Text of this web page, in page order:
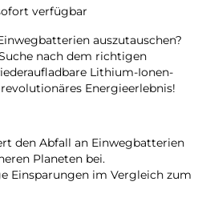
verfügbar
auszutauschen?
nach dem richtigen
Lithium-Ionen-
Energieerlebnis!
den Abfall an Einwegbatterien
Planeten bei.
Einsparungen im Vergleich zum